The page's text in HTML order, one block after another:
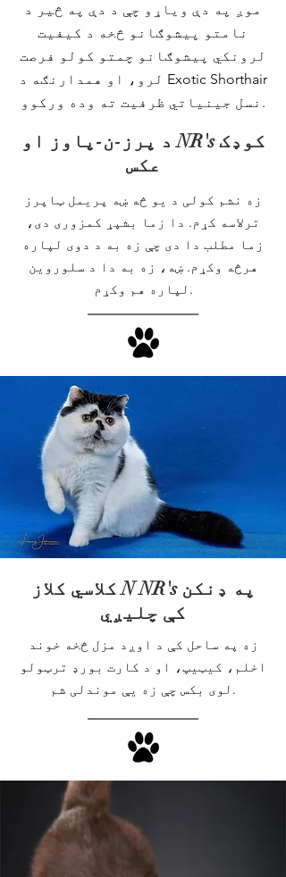
موږ په دې ویاړو چې د دې په څیر د
نامتو پیشوګانو څخه د کیفیت
لرونکي پیشوګانو چمتو کولو فرصت
لرو، او همدارنګه د Exotic Shorthair
نسل جینیاتي ظرفیت ته وده ورکوو.
د پرز-ن-پاوز او NR's کوډک
عکس
زه نشم کولی د یو څه ښه پریمل ټاپرز
ترلاسه کړم. دا زما بشپړ کمزوری دی،
زما مطلب دا دی چې زه به د دوی لپاره
هرڅه وکړم. ښه، زه به دا د سلوروین
لپاره هم وکړم.
کلاسي کلاز N NR's په ډنکن
کې چلیږي
زه په ساحل کې د اوږد مزل څخه خوند
اخلم، کیټیپ، او د کارت بورډ ترټولو
لوی بکس چې زه یې موندلی شم.